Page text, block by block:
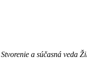
Stvorenie a súčasná veda